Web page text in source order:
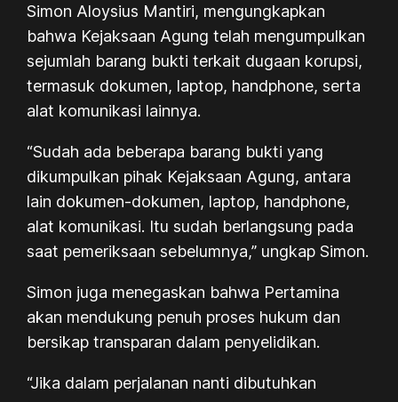
Simon Aloysius Mantiri, mengungkapkan
bahwa Kejaksaan Agung telah mengumpulkan
sejumlah barang bukti terkait dugaan korupsi,
termasuk dokumen, laptop, handphone, serta
alat komunikasi lainnya.
“Sudah ada beberapa barang bukti yang
dikumpulkan pihak Kejaksaan Agung, antara
lain dokumen-dokumen, laptop, handphone,
alat komunikasi. Itu sudah berlangsung pada
saat pemeriksaan sebelumnya,” ungkap Simon.
Simon juga menegaskan bahwa Pertamina
akan mendukung penuh proses hukum dan
bersikap transparan dalam penyelidikan.
“Jika dalam perjalanan nanti dibutuhkan